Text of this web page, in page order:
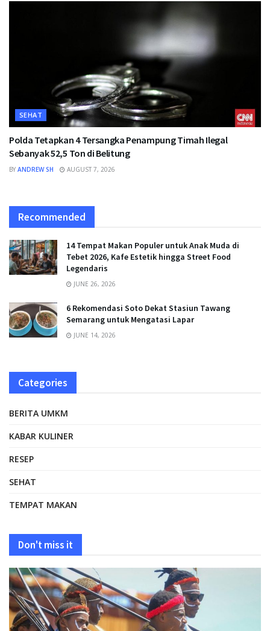
SEHAT
Polda Tetapkan 4 Tersangka Penampung Timah Ilegal
Sebanyak 52,5 Ton di Belitung
BY ANDREW SH AUGUST 7, 2026
Recommended
14 Tempat Makan Populer untuk Anak Muda di
Tebet 2026, Kafe Estetik hingga Street Food
Legendaris
JUNE 26, 2026
6 Rekomendasi Soto Dekat Stasiun Tawang
Semarang untuk Mengatasi Lapar
JUNE 14, 2026
Categories
BERITA UMKM
KABAR KULINER
RESEP
SEHAT
TEMPAT MAKAN
Don't miss it